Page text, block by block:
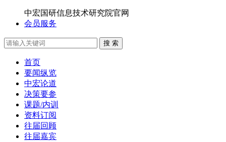
中宏国研信息技术研究院官网
会员服务
搜 索
首页
要闻纵览
中宏论道
决策要参
课题/内训
资料订阅
往届回顾
往届嘉宾